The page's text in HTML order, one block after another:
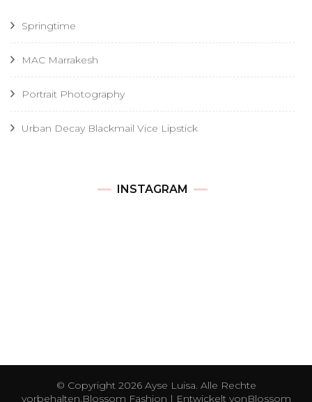
Springtime
MAC Marrakesh
Portrait Photography
Urban Decay Blackmail Vice Lipstick
INSTAGRAM
© Copyright 2026 Ayse Luisa . Alle Rechte
vorbehalten. Blossom Fashion | Entwickelt vonBlossom